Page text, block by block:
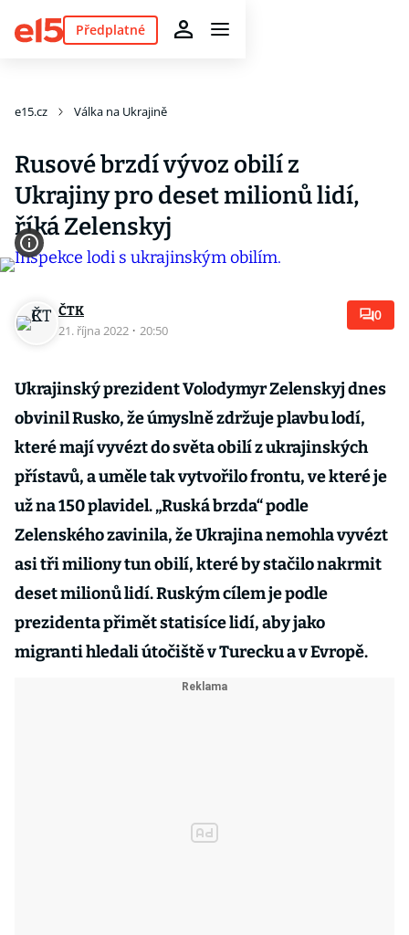
Předplatné
e15.cz Válka na Ukrajině
Rusové brzdí vývoz obilí z
Ukrajiny pro deset milionů lidí,
říká Zelenskyj
ČTK
21. října 2022 · 20:50
0
Ukrajinský prezident Volodymyr Zelenskyj dnes
obvinil Rusko, že úmyslně zdržuje plavbu lodí,
které mají vyvézt do světa obilí z ukrajinských
přístavů, a uměle tak vytvořilo frontu, ve které je
už na 150 plavidel. „Ruská brzda“ podle
Zelenského zavinila, že Ukrajina nemohla vyvézt
asi tři miliony tun obilí, které by stačilo nakrmit
deset milionů lidí. Ruským cílem je podle
prezidenta přimět statisíce lidí, aby jako
migranti hledali útočiště v Turecku a v Evropě.